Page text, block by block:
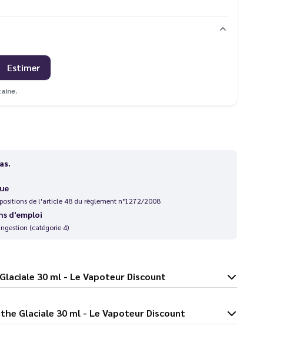
Estimer
de l'article 48 du règlement n°1272/2008
d'emploi
(catégorie 4)
Glaciale 30 ml - Le Vapoteur Discount
Menthe Glaciale 30 ml - Le Vapoteur Discount